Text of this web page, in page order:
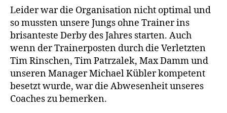
Leider war die Organisation nicht optimal und
so mussten unsere Jungs ohne Trainer ins
brisanteste Derby des Jahres starten. Auch
wenn der Trainerposten durch die Verletzten
Tim Rinschen, Tim Patrzalek, Max Damm und
unseren Manager Michael Kübler kompetent
besetzt wurde, war die Abwesenheit unseres
Coaches zu bemerken.